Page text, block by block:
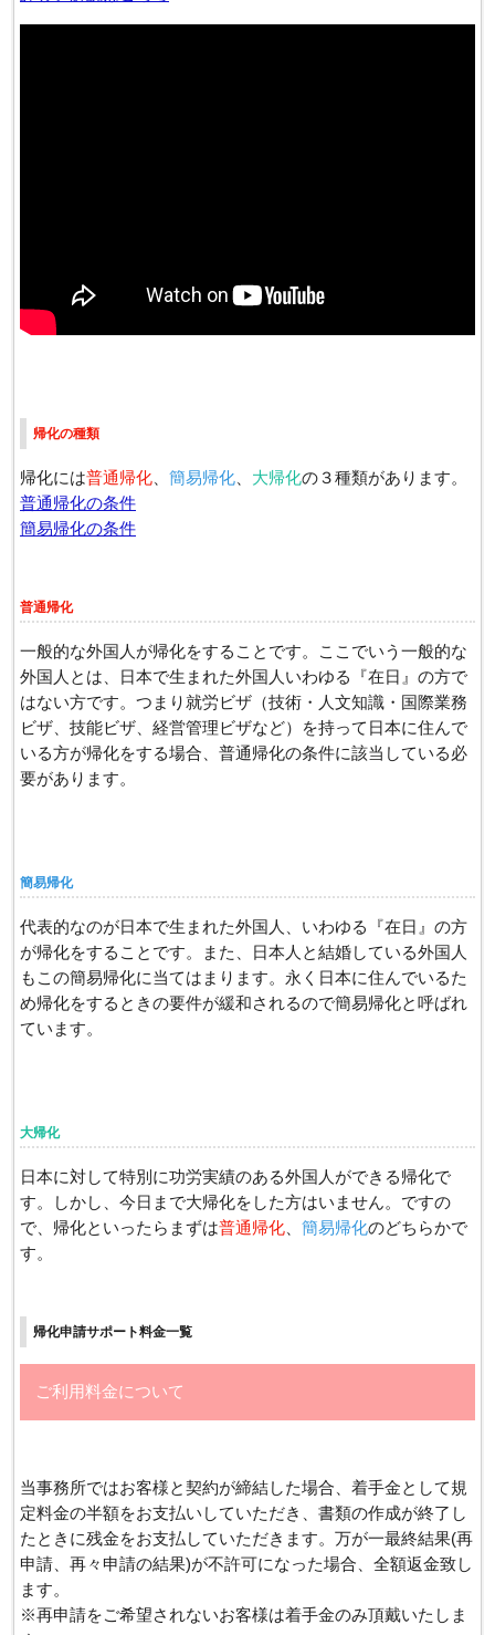
帰化の種類
帰化には普通帰化 簡易帰化 大帰化の３種類があります。
普通帰化の条件
簡易帰化の条件
普通帰化
一般的な外国人が帰化をすることです。ここでいう一般的な
外国人とは、日本で生まれた外国人いわゆる『在日』の方で
はない方です。つまり就労ビザ（技術・人文知識・国際業務
ビザ、技能ビザ、経営管理ビザなど）を持って日本に住んで
いる方が帰化をする場合、普通帰化の条件に該当している必
要があります。
簡易帰化
代表的なのが日本で生まれた外国人、いわゆる『在日』の方
が帰化をすることです。また、日本人と結婚している外国人
もこの簡易帰化に当てはまります。永く日本に住んでいるた
め帰化をするときの要件が緩和されるので簡易帰化と呼ばれ
ています。
大帰化
日本に対して特別に功労実績のある外国人ができる帰化で
す。しかし、今日まで大帰化をした方はいません。ですの
で、帰化といったらまずは普通帰化 簡易帰化のどちらかで
す。
帰化申請サポート料金一覧
ご利用料金について
​当事務所ではお客様と契約が締結した場合、着手金として規
定料金の半額をお支払いしていただき、書類の作成が終了し
たときに残金をお支払していただきます。万が一最終結果(再
申請、再々申請の結果)が不許可になった場合、全額返金致し
ます。
​※再申請をご希望されないお客様は着手金のみ頂戴いたしま